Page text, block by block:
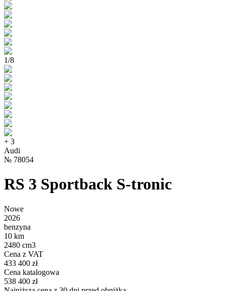
1/8
+ 3
Audi
№ 78054
RS 3 Sportback S-tronic
Nowe
2026
benzyna
10 km
2480 cm3
Cena z VAT
433 400 zł
Cena katalogowa
538 400 zł